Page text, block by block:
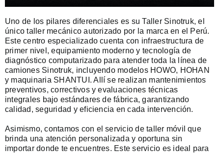
Uno de los pilares diferenciales es su Taller Sinotruk, el
único taller mecánico autorizado por la marca en el Perú.
Este centro especializado cuenta con infraestructura de
primer nivel, equipamiento moderno y tecnología de
diagnóstico computarizado para atender toda la línea de
camiones Sinotruk, incluyendo modelos HOWO, HOHAN
y maquinaria SHANTUI. Allí se realizan mantenimientos
preventivos, correctivos y evaluaciones técnicas
integrales bajo estándares de fábrica, garantizando
calidad, seguridad y eficiencia en cada intervención.
Asimismo, contamos con el servicio de taller móvil que
brinda una atención personalizada y oportuna sin
importar donde te encuentres. Este servicio es ideal para